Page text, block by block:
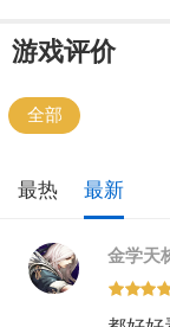
游戏评价
全部
最热 最新
金学天